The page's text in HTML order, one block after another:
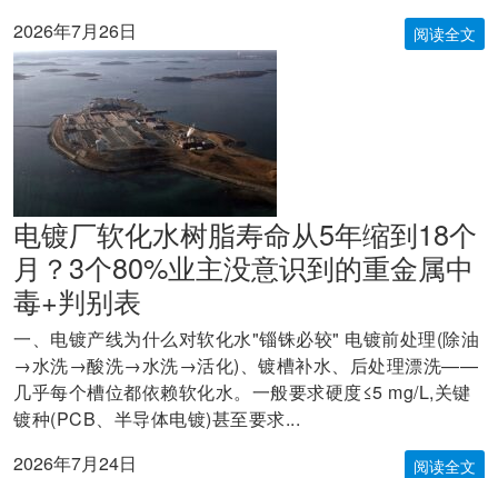
2026年7月26日
阅读全文
电镀厂软化水树脂寿命从5年缩到18个
月？3个80%业主没意识到的重金属中
毒+判别表
一、电镀产线为什么对软化水"锱铢必较" 电镀前处理(除油
→水洗→酸洗→水洗→活化)、镀槽补水、后处理漂洗——
几乎每个槽位都依赖软化水。一般要求硬度≤5 mg/L,关键
镀种(PCB、半导体电镀)甚至要求...
2026年7月24日
阅读全文